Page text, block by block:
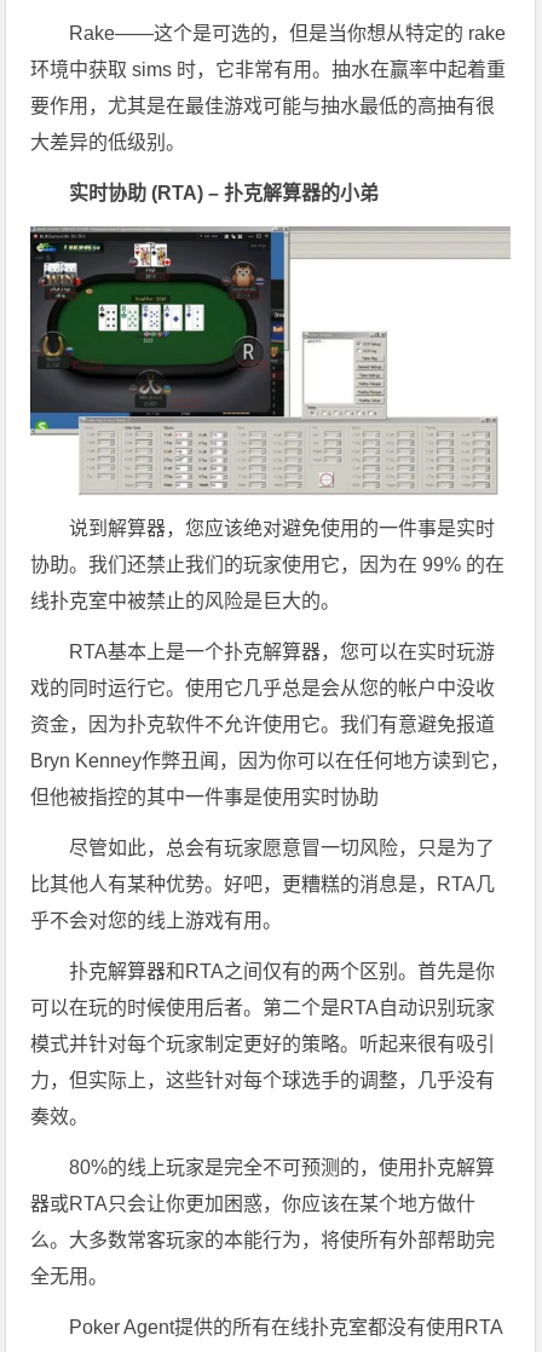
Rake——这个是可选的，但是当你想从特定的 rake
环境中获取 sims 时，它非常有用。抽水在赢率中起着重
要作用，尤其是在最佳游戏可能与抽水最低的高抽有很
大差异的低级别。
实时协助 (RTA) – 扑克解算器的小弟
说到解算器，您应该绝对避免使用的一件事是实时
协助。我们还禁止我们的玩家使用它，因为在 99% 的在
线扑克室中被禁止的风险是巨大的。
RTA基本上是一个扑克解算器，您可以在实时玩游
戏的同时运行它。使用它几乎总是会从您的帐户中没收
资金，因为扑克软件不允许使用它。我们有意避免报道
Bryn Kenney作弊丑闻，因为你可以在任何地方读到它，
但他被指控的其中一件事是使用实时协助
尽管如此，总会有玩家愿意冒一切风险，只是为了
比其他人有某种优势。好吧，更糟糕的消息是，RTA几
乎不会对您的线上游戏有用。
扑克解算器和RTA之间仅有的两个区别。首先是你
可以在玩的时候使用后者。第二个是RTA自动识别玩家
模式并针对每个玩家制定更好的策略。听起来很有吸引
力，但实际上，这些针对每个球选手的调整，几乎没有
奏效。
80%的线上玩家是完全不可预测的，使用扑克解算
器或RTA只会让你更加困惑，你应该在某个地方做什
么。大多数常客玩家的本能行为，将使所有外部帮助完
全无用。
Poker Agent提供的所有在线扑克室都没有使用RTA